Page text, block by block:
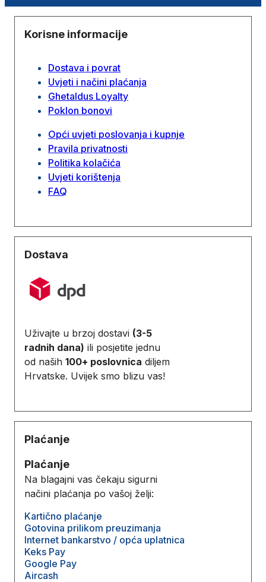
Korisne informacije
Dostava i povrat
Uvjeti i načini plaćanja
Ghetaldus Loyalty
Poklon bonovi
Opći uvjeti poslovanja i kupnje
Pravila privatnosti
Politika kolačića
Uvjeti korištenja
FAQ
Dostava
Uživajte u brzoj dostavi (3-5
radnih dana) ili posjetite jednu
od naših 100+ poslovnica diljem
Hrvatske. Uvijek smo blizu vas!
Plaćanje
Plaćanje
Na blagajni vas čekaju sigurni
načini plaćanja po vašoj želji:
Kartično plaćanje
Gotovina prilikom preuzimanja
Internet bankarstvo / opća uplatnica
Keks Pay
Google Pay
Aircash